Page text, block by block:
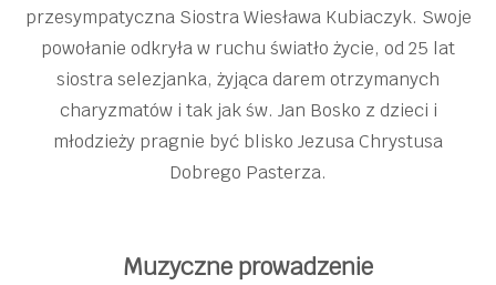
przesympatyczna Siostra Wiesława Kubiaczyk. Swoje
powołanie odkryła w ruchu światło życie, od 25 lat
siostra selezjanka, żyjąca darem otrzymanych
charyzmatów i tak jak św. Jan Bosko z dzieci i
młodzieży pragnie być blisko Jezusa Chrystusa
Dobrego Pasterza.
Muzyczne prowadzenie